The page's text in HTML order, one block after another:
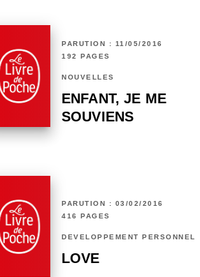
PARUTION : 11/05/2016
192 PAGES
NOUVELLES
ENFANT, JE ME
SOUVIENS
PARUTION : 03/02/2016
416 PAGES
DÉVELOPPEMENT PERSONNEL
LOVE